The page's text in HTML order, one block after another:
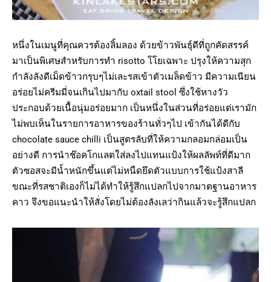
หนึ่งในเมนูที่คุณควรต้องลิ้มลอง ด้วยข้าวพันธุ์ดีที่ถูกคัดสรรค์
มาเป็นพิเศษสำหรับการทำ risotto โโยเฉพาะ ปรุงให้ความสุก
กำลังลังดีเม็ดข้าวกรุบๆไม่เละรสเข้าตัวเมล็ดข้าว มีความเนียน
อร่อยไม่ครีมมี่จนเกินไปมากับ oxtail stool ซึ่งใช้หางวัว
ประกอบด้วยเนื้อนุ่มอร่อยมาก เป็นหนึ่งในส่วนที่อร่อยแต่เรามัก
ไม่พบเห็นในรายการอาหารของร้านทั่วๆไป เข้ากันได้ดีกับ
chocolate sauce chilli เป็นสูตรลับที่ให้ความกลอมกล่อมเป็น
อย่างดี การนำช๊อคโกแลตใส่ลงไปแทนแป้งให้ผลลัพท์ที่ดีมาก
ตัวซอสจะมีน้ำหนักขึ้นแต่ไม่หนืดยึดตัวแบบการใช้แป้งสาลี
ขณะที่รสชาติเองก็ไม่ได้ทำให้รู้สึกแปลกไปจากมาตฐานอาหาร
คาว จึงขอแนะนำให้สั่งโดยไม่ต้องลังเลว่ากินแล้วจะรู้สึกแปลก